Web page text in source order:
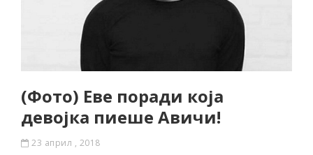
(Фото) Еве поради која
девојка пиеше Авичи!
23 април , 2018